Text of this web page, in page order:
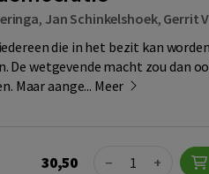
, Jan Schinkelshoek, Gerrit
die in het bezit kan
De wetgevende macht zou dan
Maar aange... Meer
30,50 Quantity
− +